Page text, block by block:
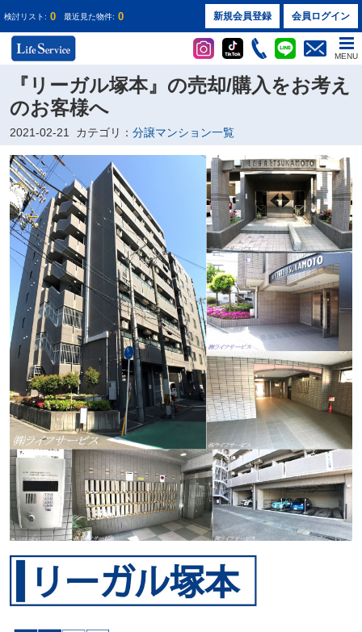
検討リスト: 0 最近見た物件: 0 新規会員登録 会員ログイン
MENU
『リーガル塚本』の売却/購入をお考え
のお客様へ
2021-02-21 カテゴリ： 分譲マンション一覧